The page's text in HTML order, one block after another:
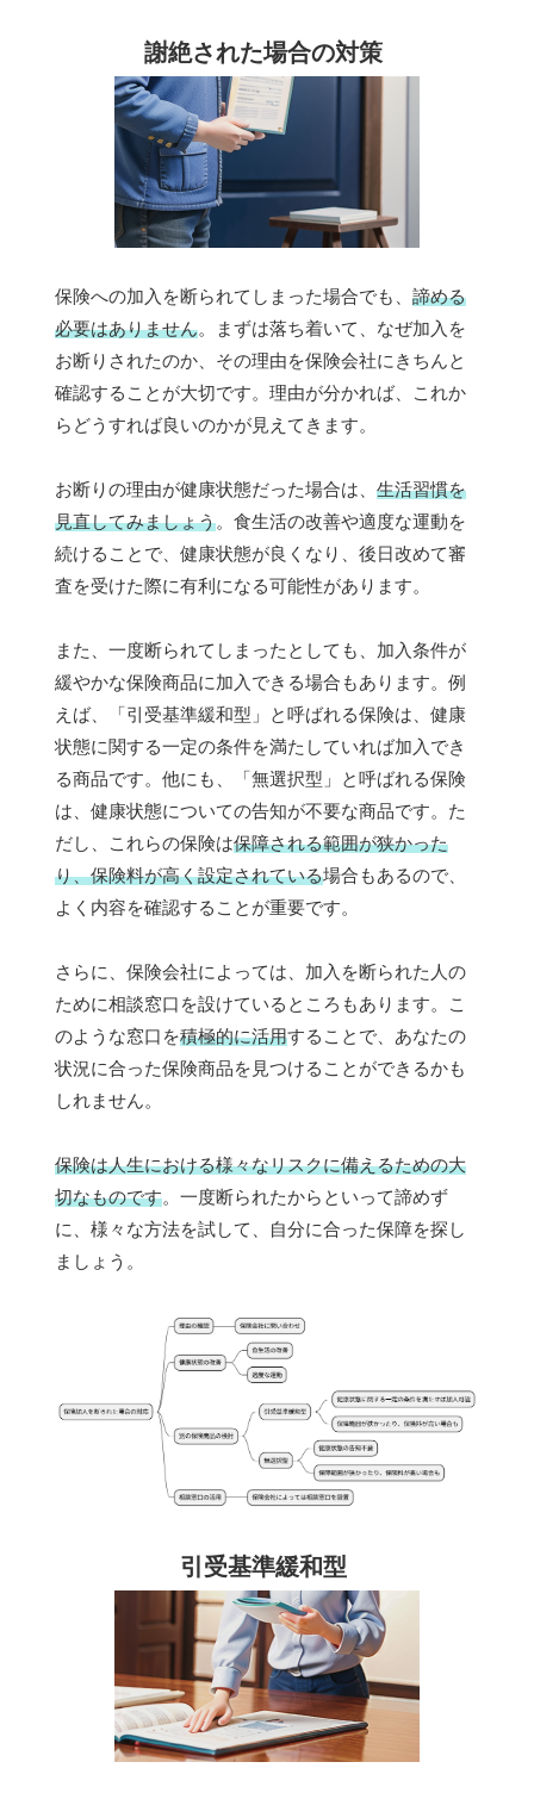
謝絶された場合の対策
保険への加入を断られてしまった場合でも、 諦める
必要はありません。まずは落ち着いて、なぜ加入を
お断りされたのか、その理由を保険会社にきちんと
確認することが大切です。理由が分かれば、これか
らどうすれば良いのかが見えてきます。
お断りの理由が健康状態だった場合は、 生活習慣を
見直してみましょう。食生活の改善や適度な運動を
続けることで、健康状態が良くなり、後日改めて審
査を受けた際に有利になる可能性があります。
また、一度断られてしまったとしても、加入条件が
緩やかな保険商品に加入できる場合もあります。例
えば、「引受基準緩和型」と呼ばれる保険は、健康
状態に関する一定の条件を満たしていれば加入でき
る商品です。他にも、「無選択型」と呼ばれる保険
は、健康状態についての告知が不要な商品です。た
だし、これらの保険は保障される範囲が狭かった
り、保険料が高く設定されている場合もあるので、
よく内容を確認することが重要です。
さらに、保険会社によっては、加入を断られた人の
ために相談窓口を設けているところもあります。こ
のような窓口を積極的に活用することで、あなたの
状況に合った保険商品を見つけることができるかも
しれません。
保険は人生における様々なリスクに備えるための大
切なものです。一度断られたからといって諦めず
に、様々な方法を試して、自分に合った保障を探し
ましょう。
引受基準緩和型